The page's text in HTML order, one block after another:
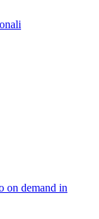
on demand in